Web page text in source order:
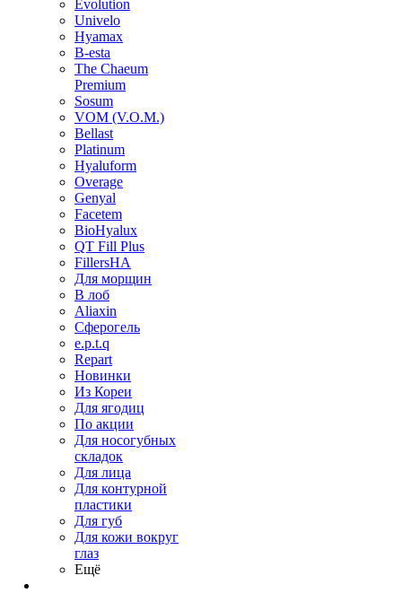
Evolution
Univelo
Hyamax
B-esta
The Chaeum
Premium
Sosum
VOM (V.O.M.)
Bellast
Platinum
Hyaluform
Overage
Genyal
Facetem
BioHyalux
QT Fill Plus
FillersHA
Для морщин
В лоб
Aliaxin
Сферогель
e.p.t.q
Repart
Новинки
Из Кореи
Для ягодиц
По акции
Для носогубных
складок
Для лица
Для контурной
пластики
Для губ
Для кожи вокруг
глаз
Ещё